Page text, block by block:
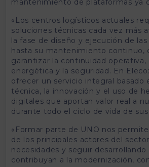
mantenimiento de plataformas ya
«Los centros logísticos actuales
soluciones técnicas cada vez más
la fase de diseño y ejecución de
hasta su mantenimiento continuo,
garantizar la continuidad operativa,
energética y la seguridad. En
ofrecer un servicio integral basado
técnica, la innovación y el uso de
digitales que aportan valor real a
durante todo el ciclo de vida de sus
«Formar parte de UNO nos
de los principales actores del
necesidades y seguir
contribuyan a la modernización,